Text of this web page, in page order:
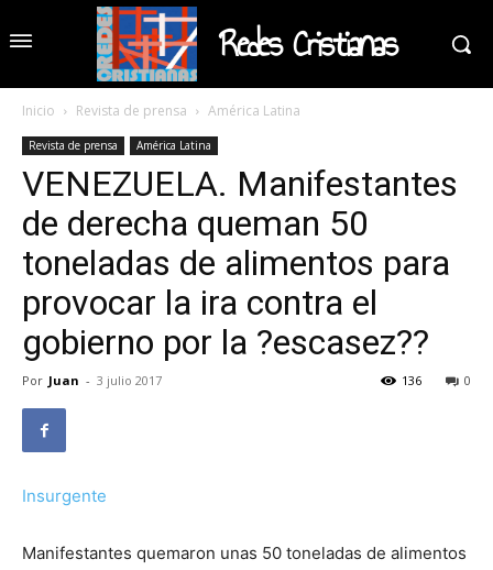
Redes Cristianas
Inicio Revista de prensa América Latina
Revista de prensa América Latina
VENEZUELA. Manifestantes
de derecha queman 50
toneladas de alimentos para
provocar la ira contra el
gobierno por la ?escasez??
Por Juan - 3 julio 2017 0
136
Insurgente
Manifestantes quemaron unas 50 toneladas de alimentos